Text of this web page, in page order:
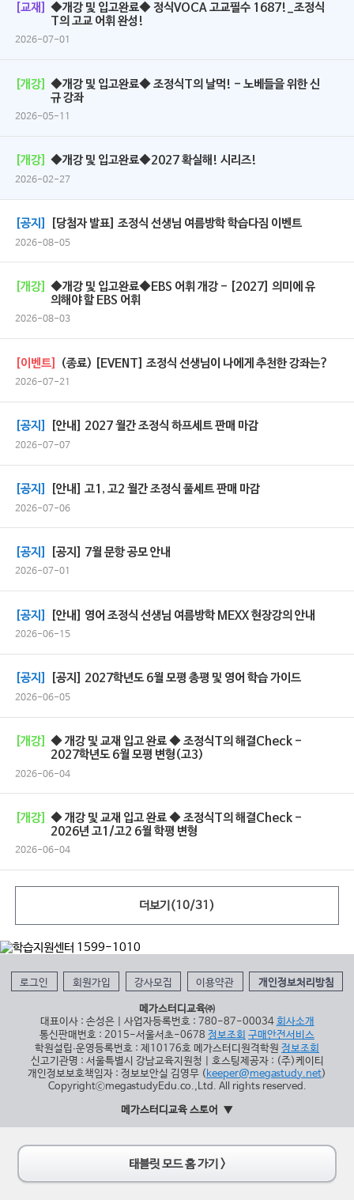
[교재]
◆개강 및 입고완료◆ 정식VOCA 고교필수 1687!_조정식
T의 고교 어휘 완성!
2026-07-01
[개강]
◆개강 및 입고완료◆ 조정식T의 날먹! - 노베들을 위한 신
규 강좌
2026-05-11
[개강] ◆개강 및 입고완료◆2027 확실해! 시리즈!
2026-02-27
[공지] [당첨자 발표] 조정식 선생님 여름방학 학습다짐 이벤트
2026-08-05
[개강]
◆개강 및 입고완료◆EBS 어휘 개강 - [2027] 의미에 유
의해야 할 EBS 어휘
2026-08-03
[이벤트] (종료) [EVENT] 조정식 선생님이 나에게 추천한 강좌는?
2026-07-21
[공지] [안내] 2027 월간 조정식 하프세트 판매 마감
2026-07-07
[공지] [안내] 고1, 고2 월간 조정식 풀세트 판매 마감
2026-07-06
[공지] [공지] 7월 문항 공모 안내
2026-07-01
[공지] [안내] 영어 조정식 선생님 여름방학 MEXX 현장강의 안내
2026-06-15
[공지] [공지] 2027학년도 6월 모평 총평 및 영어 학습 가이드
2026-06-05
[개강]
◆ 개강 및 교재 입고 완료 ◆ 조정식T의 해결Check -
2027학년도 6월 모평 변형(고3)
2026-06-04
[개강]
◆ 개강 및 교재 입고 완료 ◆ 조정식T의 해결Check -
2026년 고1/고2 6월 학평 변형
2026-06-04
더보기(10/31 )
로그인 회원가입 강사모집 이용약관 개인정보처리방침
메가스터디교육㈜
대표이사 : 손성은 | 사업자등록번호 : 780-87-00034 회사소개
통신판매번호 : 2015-서울서초-0678 정보조회 구매안전서비스
학원설립∙운영등록번호 : 제10176호 메가스터디원격학원 정보조회
신고기관명 : 서울특별시 강남교육지원청 | 호스팅제공자 : (주)케이티
개인정보보호책임자 : 정보보안실 김영무 (keeper@megastudy.net)
CopyrightⓒmegastudyEdu.co.,Ltd. All rights reserved.
메가스터디교육 스토어
태블릿 모드 홈 가기 >